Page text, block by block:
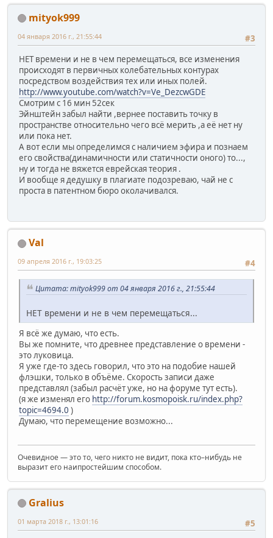
mityok999
#3
04 января 2016 г., 21:55:44
НЕТ времени и не в чем перемещаться, все изменения
происходят в первичных колебательных контурах
посредством воздействия тех или иных полей.
http://www.youtube.com/watch?v=Ve_DezcwGDE
Смотрим с 16 мин 52сек
Эйнштейн забыл найти ,вернее поставить точку в
пространстве относительно чего всё мерить ,а её нет ну
или пока нет.
А вот если мы определимся с наличием эфира и познаем
его свойства(динамичности или статичности оного) то...,
ну и тогда не вяжется еврейская теория .
И вообще я дедушку в плагиате подозреваю, чай не с
проста в патентном бюро околачивался.
Val
#4
09 апреля 2016 г., 19:03:25
Цитата: mityok999 от 04 января 2016 г., 21:55:44
НЕТ времени и не в чем перемещаться...
Я всё же думаю, что есть.
Вы же помните, что древнее представление о времени -
это луковица.
Я уже где-то здесь говорил, что это на подобие нашей
флэшки, только в объёме. Скорость записи даже
представлял (забыл расчёт уже, но на форуме тут есть).
(я же изменял его http://forum.kosmopoisk.ru/index.php?
topic=4694.0 )
Думаю, что перемещение возможно...
Очевидное — это то, чего никто не видит, пока кто–нибудь не
выразит его наипростейшим способом.
Gralius
#5
01 марта 2018 г., 13:01:16